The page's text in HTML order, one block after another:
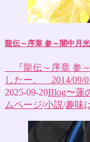
龍伝～序章 参～闇中月光
『龍伝～序章 参
したー。 2014/09/
2025-09-20Blog〜蓮
ムページ/小説/趣味